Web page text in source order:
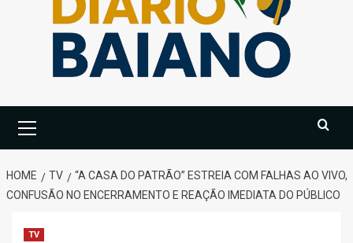
Menu
HOME TV
“A CASA DO PATRÃO” ESTREIA COM FALHAS AO VIVO,
CONFUSÃO NO ENCERRAMENTO E REAÇÃO IMEDIATA DO PÚBLICO
TV